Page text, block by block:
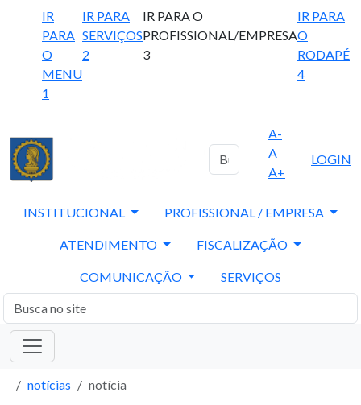
IR
PARA
O
MENU
1
IR PARA
SERVIÇOS
2
IR PARA O
PROFISSIONAL/EMPRESA
3
IR PARA
O
RODAPÉ
4
A-
A
A+
LOGIN
INSTITUCIONAL PROFISSIONAL / EMPRESA
ATENDIMENTO FISCALIZAÇÃO
COMUNICAÇÃO SERVIÇOS
notícias notícia